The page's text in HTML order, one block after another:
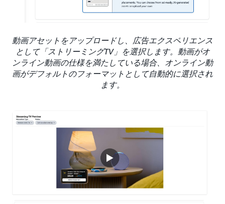
動画アセットをアップロードし、広告エクスペリエンス
として「ストリーミングTV」を選択します。動画がオ
ンライン動画の仕様を満たしている場合、オンライン動
画がデフォルトのフォーマットとして自動的に選択され
ます。